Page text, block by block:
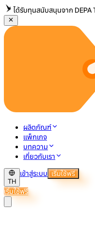
ได้รับทุนสนับสนุนจาก DEPA
ผลิตภัณฑ์
แพ็กเกจ
บทความ
เกี่ยวกับเรา
TH
เข้าสู่ระบบ เริ่มใช้ฟรี
เริ่มใช้ฟรี